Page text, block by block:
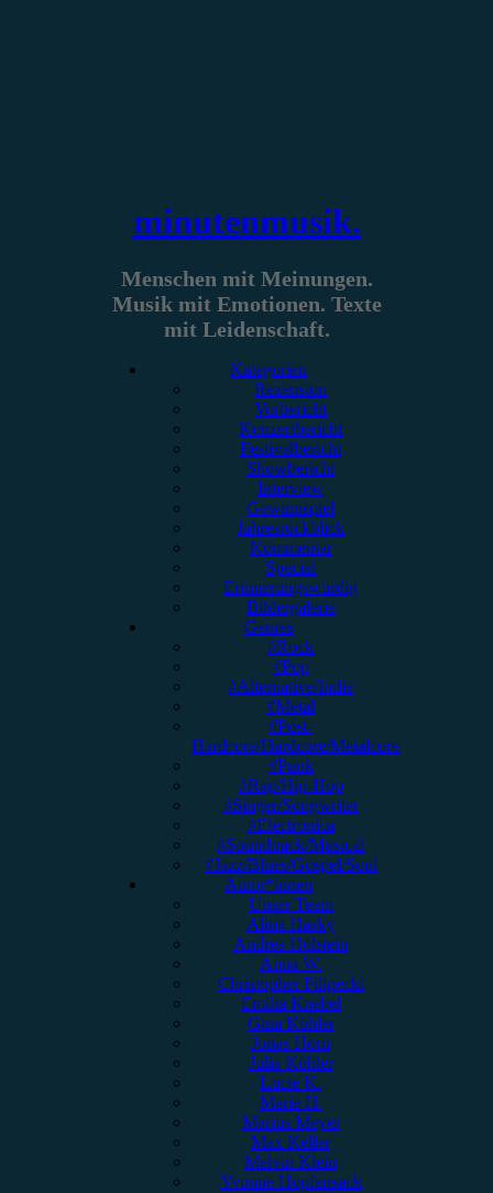
minutenmusik.
Menschen mit Meinungen.
Musik mit Emotionen. Texte
mit Leidenschaft.
Kategorien
Rezension
Vorbericht
Konzertbericht
Festivalbericht
Showbericht
Interview
Gewinnspiel
Jahresrückblick
Kommentar
Special
Erinnerungswürdig
Bildergalerie
Genres
#Rock
#Pop
#Alternative/Indie
#Metal
#Post-
Hardcore/Hardcore/Metalcore
#Punk
#Rap/Hip-Hop
#Singer/Songwriter
#Electronica
#Soundtrack/Musical
#Jazz/Blues/Gospel/Soul
Autor*innen
Unser Team
Alina Hasky
Andrea Holstein
Anna W.
Christopher Filipecki
Emilia Knebel
Gina Köhler
Jonas Horn
Julia Köhler
Lucie K.
Marie H.
Marius Meyer
Max Keller
Melvin Klein
Yvonne Hopfensack